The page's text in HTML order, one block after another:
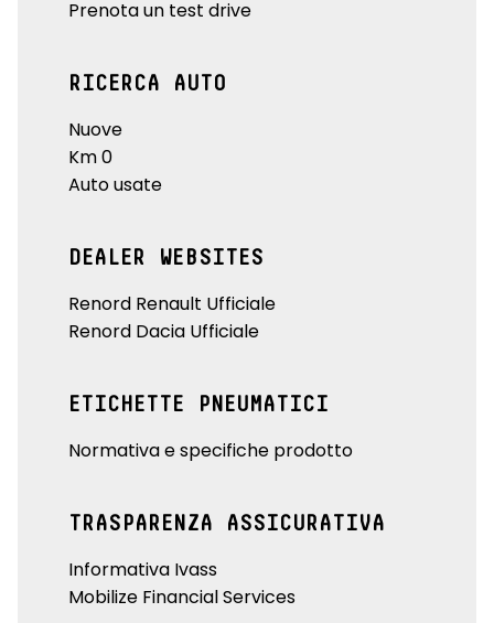
Prenota un test drive
RICERCA AUTO
Nuove
Km 0
Auto usate
DEALER WEBSITES
Renord Renault Ufficiale
Renord Dacia Ufficiale
ETICHETTE PNEUMATICI
Normativa e specifiche prodotto
TRASPARENZA ASSICURATIVA
Informativa Ivass
Mobilize Financial Services